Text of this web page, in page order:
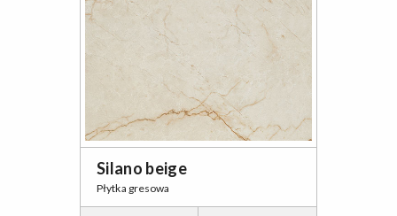
Silano beige
Płytka gresowa